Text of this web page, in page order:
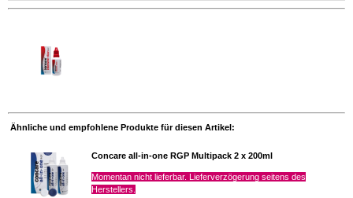
Ähnliche und empfohlene Produkte für diesen Artikel:
Concare all-in-one RGP Multipack 2 x 200ml
Momentan nicht lieferbar. Lieferverzögerung seitens des
Herstellers.